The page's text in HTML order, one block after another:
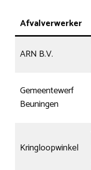
Afvalverwerker
ARN B.V.
Gemeentewerf
Beuningen
Kringloopwinkel